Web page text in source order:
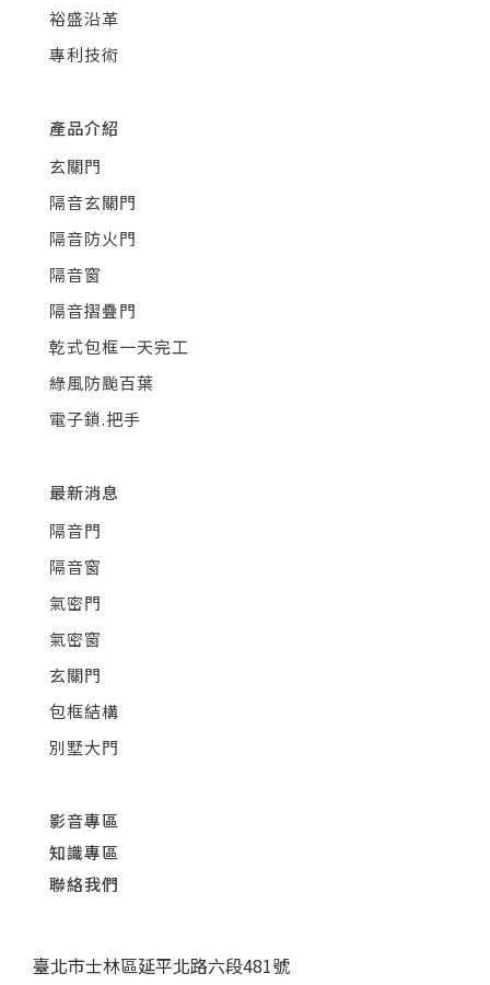
裕盛沿革
專利技術
產品介紹
玄關門
隔音玄關門
隔音防火門
隔音窗
隔音摺疊門
乾式包框一天完工
綠風防颱百葉
電子鎖.把手
最新消息
隔音門
隔音窗
氣密門
氣密窗
玄關門
包框結構
別墅大門
影音專區
知識專區
聯絡我們
臺北市士林區延平北路六段481號